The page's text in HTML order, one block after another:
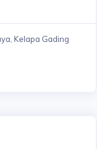
Kelapa Gading